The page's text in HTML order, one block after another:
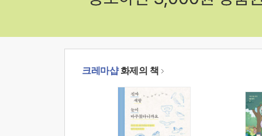
크레마샵화제의 책